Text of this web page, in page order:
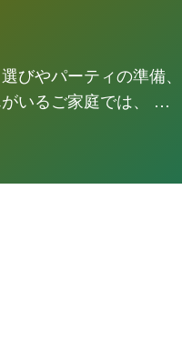
びやパーティの準備
いるご家庭では、 …